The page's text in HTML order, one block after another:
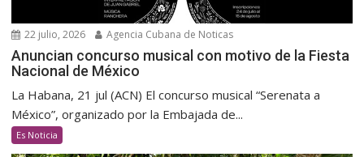
22 julio, 2026 Agencia Cubana de Noticas
Anuncian concurso musical con motivo de la Fiesta
Nacional de México
La Habana, 21 jul (ACN) El concurso musical “Serenata a
México”, organizado por la Embajada de...
Es Noticia